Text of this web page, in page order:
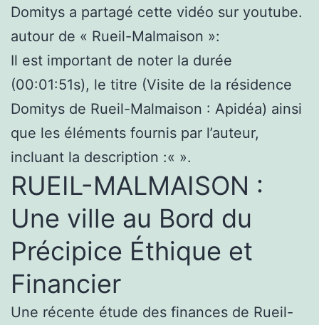
Domitys a partagé cette vidéo sur youtube.
autour de « Rueil-Malmaison »:
Il est important de noter la durée
(00:01:51s), le titre (Visite de la résidence
Domitys de Rueil-Malmaison : Apidéa) ainsi
que les éléments fournis par l’auteur,
incluant la description :« ».
RUEIL-MALMAISON :
Une ville au Bord du
Précipice Éthique et
Financier
Une récente étude des finances de Rueil-